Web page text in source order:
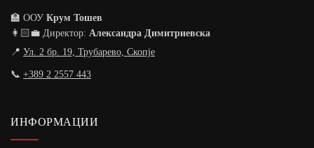
🏫 ООУ Крум Тошев
👩🏻‍💼 Директор: Александра Димитриевска
📍 Ул. 2 бр. 19, Трубарево, Скопје
📞 +389 2 2557 443
ИНФОРМАЦИИ